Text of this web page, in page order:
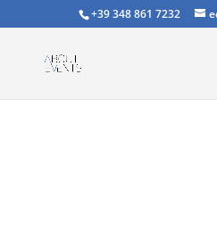
+39 348 861 7232